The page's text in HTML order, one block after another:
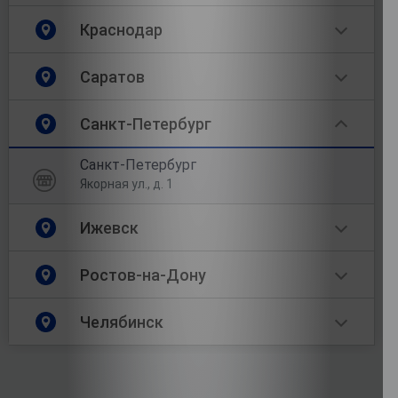
Краснодар
Саратов
Санкт-Петербург
Санкт-Петербург
Якорная ул., д. 1
Ижевск
Ростов-на-Дону
Челябинск